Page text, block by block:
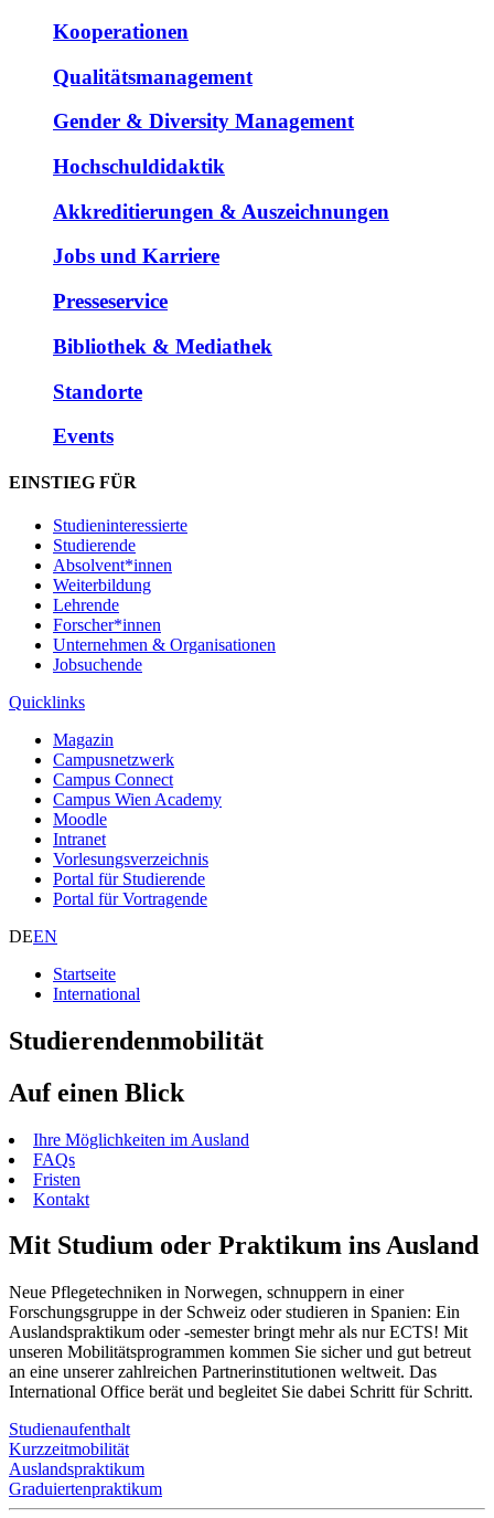
Kooperationen
Qualitätsmanagement
Gender & Diversity Management
Hochschuldidaktik
Akkreditierungen & Auszeichnungen
Jobs und Karriere
Presseservice
Bibliothek & Mediathek
Standorte
Events
EINSTIEG FÜR
Studieninteressierte
Studierende
Absolvent*innen
Weiterbildung
Lehrende
Forscher*innen
Unternehmen & Organisationen
Jobsuchende
Quicklinks
Magazin
Campusnetzwerk
Campus Connect
Campus Wien Academy
Moodle
Intranet
Vorlesungsverzeichnis
Portal für Studierende
Portal für Vortragende
DEEN
Startseite
International
Studierendenmobilität
Auf einen Blick
Ihre Möglichkeiten im Ausland
FAQs
Fristen
Kontakt
Mit Studium oder Praktikum ins Ausland
Neue Pflegetechniken in Norwegen, schnuppern in einer
Forschungsgruppe in der Schweiz oder studieren in Spanien: Ein
Auslandspraktikum oder -semester bringt mehr als nur ECTS! Mit
unseren Mobilitätsprogrammen kommen Sie sicher und gut betreut
an eine unserer zahlreichen Partnerinstitutionen weltweit. Das
International Office berät und begleitet Sie dabei Schritt für Schritt.
Studienaufenthalt
Kurzzeitmobilität
Auslandspraktikum
Graduiertenpraktikum